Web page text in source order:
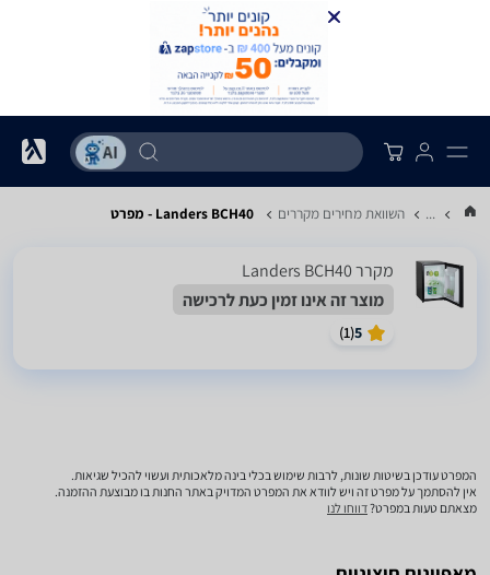
... השוואת מחירים מקררים Landers BCH40 - מפרט
מקרר Landers BCH40
מוצר זה אינו זמין כעת לרכישה
5
(
1
)
המפרט עודכן בשיטות שונות, לרבות שימוש בכלי בינה מלאכותית ועשוי להכיל שגיאות.
אין להסתמך על מפרט זה ויש לוודא את המפרט המדויק באתר החנות בו מבוצעת ההזמנה.
מצאתם טעות במפרט?דווחו לנו